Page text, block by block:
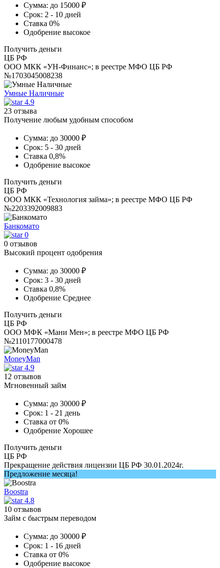
Сумма: до 15000 ₽
Срок: 2 - 10 дней
Ставка 0%
Одобрение высокое
Получить деньги
ЦБ РФ
ООО МКК «УН-Финанс»; в реестре МФО ЦБ РФ
№1703045008238
Умные Наличные
4.9
23 отзыва
Получение любым удобным способом
Сумма: до 30000 ₽
Срок: 5 - 30 дней
Ставка 0,8%
Одобрение высокое
Получить деньги
ЦБ РФ
ООО МКК «Технология займа»; в реестре МФО ЦБ РФ
№2203392009883
Банкомато
0
0 отзывов
Высокий процент одобрения
Сумма: до 30000 ₽
Срок: 3 - 30 дней
Ставка 0,8%
Одобрение Среднее
Получить деньги
ЦБ РФ
ООО МФК «Мани Мен»; в реестре МФО ЦБ РФ
№2110177000478
MoneyMan
4.9
12 отзывов
Мгновенный займ
Сумма: до 30000 ₽
Срок: 1 - 21 день
Ставка от 0%
Одобрение Хорошее
Получить деньги
ЦБ РФ
Прекращение действия лицензии ЦБ РФ 30.01.2024г.
Предложение месяца!
Boostra
4.8
10 отзывов
Займ с быстрым переводом
Сумма: до 30000 ₽
Срок: 1 - 16 дней
Ставка от 0%
Одобрение высокое